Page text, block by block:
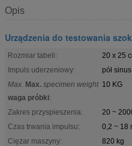
Opis
Urządzenia do testowania
Rozmiar tabeli:
20 x 25
Impuls uderzeniowy:
pół sinus
Max. Max. specimen weight
waga próbki:
10 KG
Zakres przyspieszenia:
20 ~
Czas trwania impulsu:
0,2 ~ 18
Ciężar maszyny:
820 kg